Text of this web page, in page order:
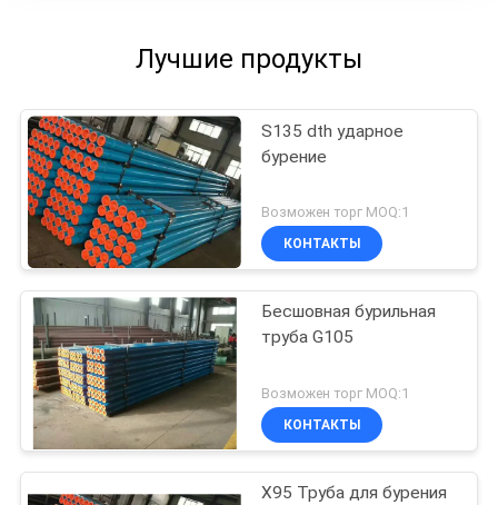
Лучшие продукты
S135 dth ударное
бурение
Возможен торг MOQ:1
КОНТАКТЫ
Бесшовная бурильная
труба G105
Возможен торг MOQ:1
КОНТАКТЫ
X95 Труба для бурения